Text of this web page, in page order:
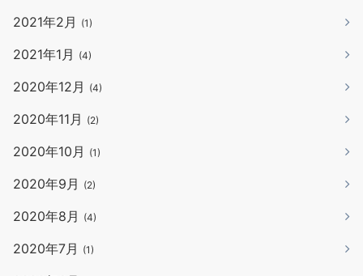
2021年2月 (1)
2021年1月 (4)
2020年12月 (4)
2020年11月 (2)
2020年10月 (1)
2020年9月 (2)
2020年8月 (4)
2020年7月 (1)